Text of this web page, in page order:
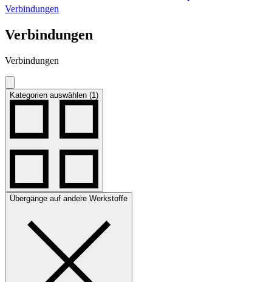
Verbindungen
Verbindungen
Verbindungen
Kategorien auswählen (1)
Übergänge auf andere Werkstoffe